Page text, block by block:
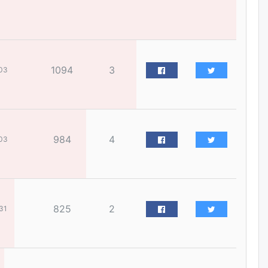
зогсоож, Арабын орнуудаас
Худалдагч Н.Амарзаяа:
дүүрдэг
АИ-92 шатахууны нийлүүлэлт
1094 3
984 4
825 2